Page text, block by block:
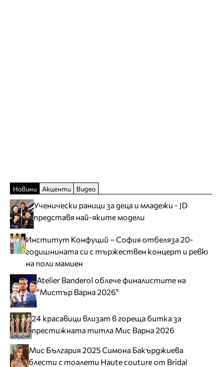
Новини Акценти Видео
Ученически раници за деца и младежи - JD
представя най-яките модели
Институт Конфуций – София отбеляза 20-
годишнината си с тържествен концерт и ревю
на поли мамиен
Atelier Banderol облече финалистите на
"Мистър Варна 2026"
24 красавици влизат в гореща битка за
престижната титла Мис Варна 2026
Мис България 2025 Симона Бакърджиева
блести с тоалети Haute couture от Bridal